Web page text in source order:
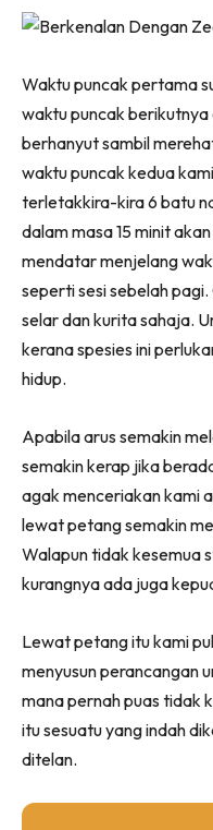
Waktu puncak pertama
waktu puncak berikutnya
berhanyut sambil
waktu puncak kedua
terletakkira-kira 6 batu
dalam masa 15 minit
mendatar menjelang
seperti sesi sebelah
selar dan kurita sahaja.
kerana spesies ini
hidup.
Apabila arus semakin
semakin kerap jika
agak menceriakan kami
lewat petang semakin
Walapun tidak kesemua
kurangnya ada juga
Lewat petang itu kami
menyusun perancangan
mana pernah puas tidak
itu sesuatu yang indah
ditelan.